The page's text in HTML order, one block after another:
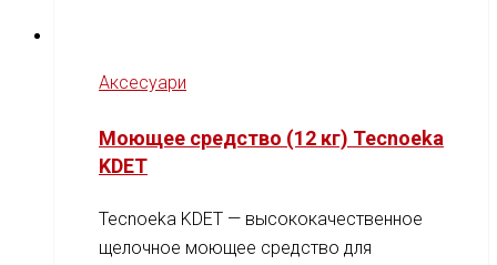
Аксесуари
Моющее средство (12 кг) Tecnoeka
KDET
Tecnoeka KDET — высококачественное
щелочное моющее средство для